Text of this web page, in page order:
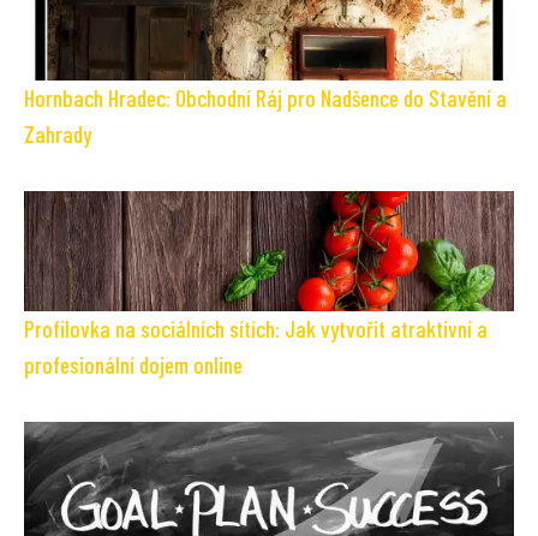
Hornbach Hradec: Obchodní Ráj pro Nadšence do Stavění a
Zahrady
Profilovka na sociálních sítích: Jak vytvořit atraktivní a
profesionální dojem online